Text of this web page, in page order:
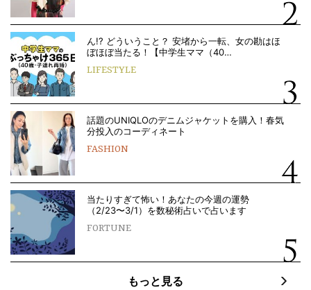
ん!? どういうこと？ 安堵から一転、女の勘はほ
ぼほぼ当たる！【中学生ママ（40…
LIFESTYLE
話題のUNIQLOのデニムジャケットを購入！春気
分投入のコーディネート
FASHION
当たりすぎて怖い！あなたの今週の運勢
（2/23〜3/1）を数秘術占いで占います
FORTUNE
もっと見る